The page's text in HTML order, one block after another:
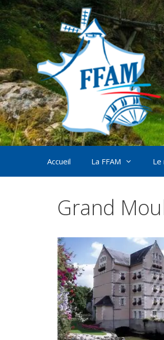
Aller
au
contenu
Accueil La FFAM Le
Grand